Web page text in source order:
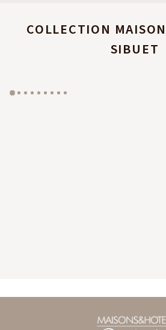
COLLECTION
SIBUET